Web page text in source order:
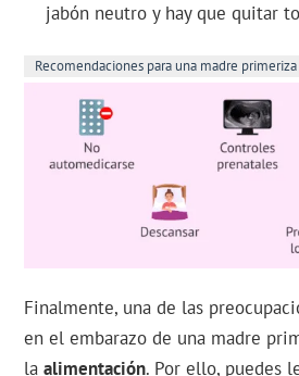
jabón neutro y hay que quitar
Recomendaciones para una madre
Finalmente, una de las
en el embarazo de una madre
laalimentación. Por ello, puedes